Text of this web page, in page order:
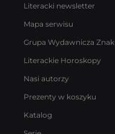
Literacki newsletter
Mapa serwisu
Grupa Wydawnicza Znak
Literackie Horoskopy
Nasi autorzy
Prezenty w koszyku
Katalog